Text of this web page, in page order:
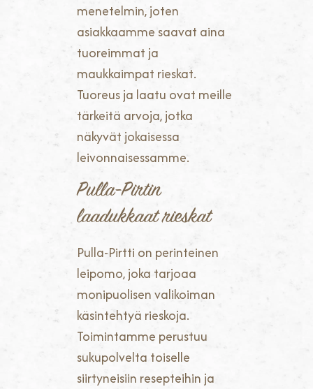
menetelmin, joten
asiakkaamme saavat aina
tuoreimmat ja
maukkaimpat rieskat.
Tuoreus ja laatu ovat meille
tärkeitä arvoja, jotka
näkyvät jokaisessa
leivonnaisessamme.
Pulla-Pirtin
laadukkaat rieskat
Pulla-Pirtti on perinteinen
leipomo, joka tarjoaa
monipuolisen valikoiman
käsintehtyä rieskoja.
Toimintamme perustuu
sukupolvelta toiselle
siirtyneisiin resepteihin ja